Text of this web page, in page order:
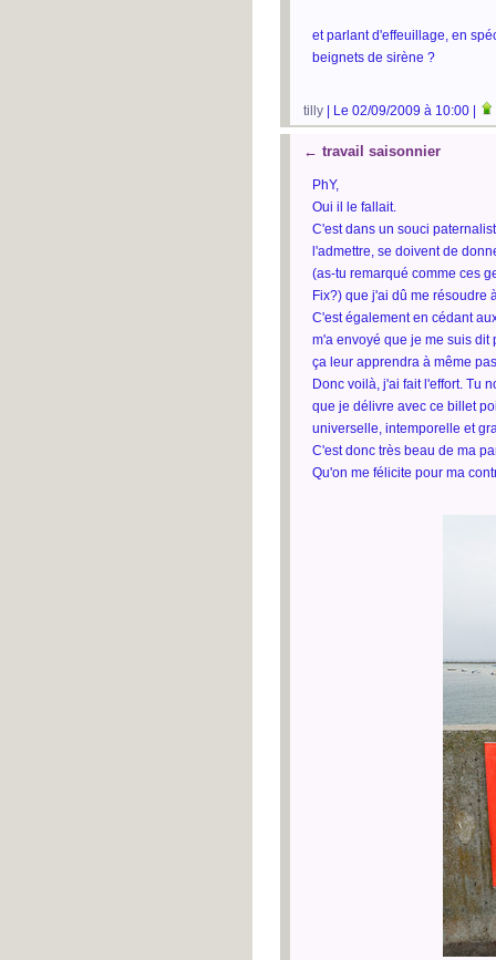
et parlant d'effeuillage, en
beignets de sirène ?
tilly | Le 02/09/2009 à 10:00 |
← travail saisonnier
PhY,
Oui il le fallait.
C'est dans un souci
l'admettre, se doivent de
(as-tu remarqué comme ces
Fix?) que j'ai dû me résoudre
C'est également en cédant
m'a envoyé que je me suis dit
ça leur apprendra à même
Donc voilà, j'ai fait l'effort. Tu
que je délivre avec ce billet
universelle, intemporelle et
C'est donc très beau de ma
Qu'on me félicite pour ma